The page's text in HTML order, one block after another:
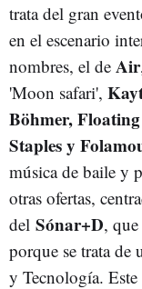
trata del gran
en el escenario
nombres, el de Air
'Moon safari',
Böhmer,
Staples y
música de baile y
otras ofertas,
del Sónar+D,
porque se trata de
y Tecnología. Este